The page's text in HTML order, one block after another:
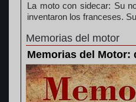
La moto con sidecar: Su
inventaron los franceses.
Memorias del motor
Memorias del Motor: